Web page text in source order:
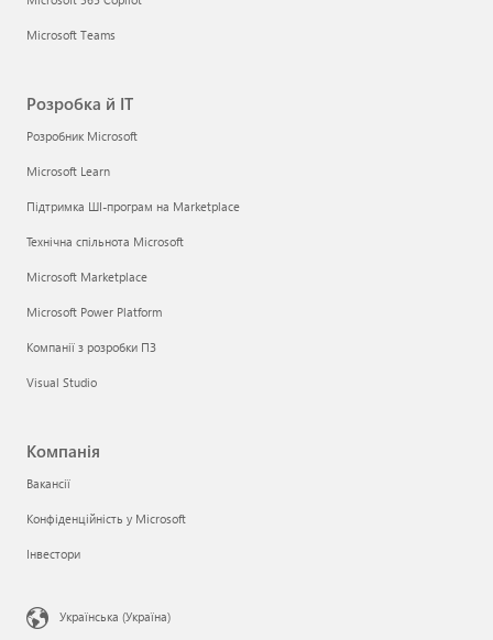
Microsoft Teams
Розробка й ІТ
Розробник Microsoft
Microsoft Learn
Підтримка ШІ-програм на Marketplace
Технічна спільнота Microsoft
Microsoft Marketplace
Microsoft Power Platform
Компанії з розробки ПЗ
Visual Studio
Компанія
Вакансії
Конфіденційність у Microsoft
Інвестори
Українська (Україна)